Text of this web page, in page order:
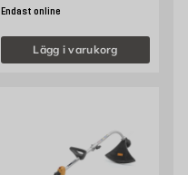
Endast online
Lägg i varukorg